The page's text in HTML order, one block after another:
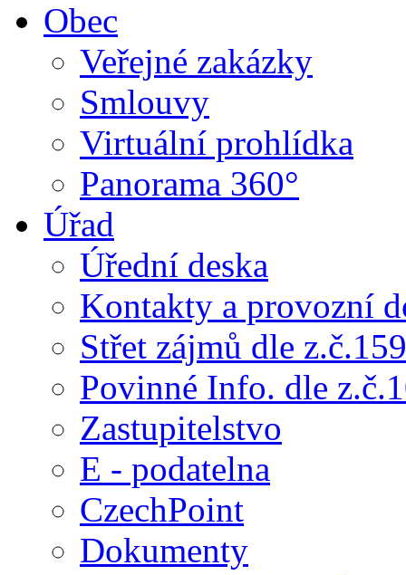
Obec
Veřejné zakázky
Smlouvy
Virtuální prohlídka
Panorama 360°
Úřad
Úřední deska
Kontakty a provozní
Střet zájmů dle
Povinné Info. dle
Zastupitelstvo
E - podatelna
CzechPoint
Dokumenty